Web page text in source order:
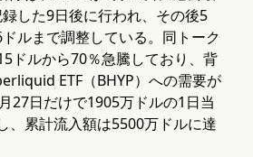
した9日後に行われ、その後5
ルまで調整している。同トーク
ドルから70％急騰しており、背
ETF（BHYP）への需要が
27日だけで1905万ドルの1日当
、累計流入額は5500万ドルに達